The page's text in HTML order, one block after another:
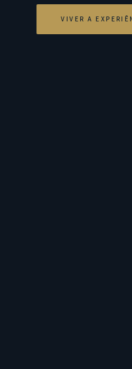
VIVER A